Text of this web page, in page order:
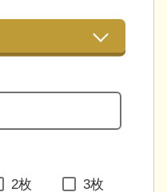
2枚 3枚